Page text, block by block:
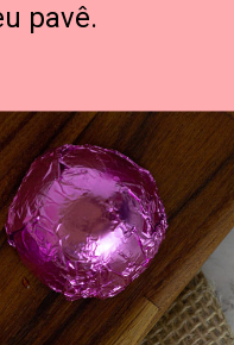
pavê.